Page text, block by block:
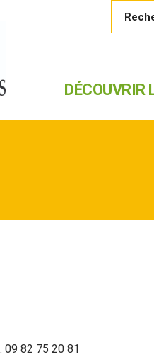
DÉCOUVRIR
09 82 75 20 81